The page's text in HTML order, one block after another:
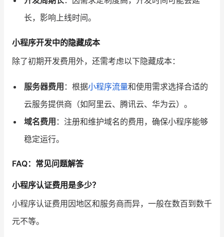
长，影响上线时间。
小程序开发中的隐藏成本
除了初期开发费用外，还需考虑以下隐藏成本：
服务器费用 ：根据小程序流量和使用需求选择合适的
云服务提供商（如阿里云、腾讯云、华为云）。
域名费用 ：注册和维护域名的费用，确保小程序能够
稳定运行。
FAQ：常见问题解答
小程序认证费用是多少？
小程序认证费用因地区和服务商而异，一般在数百到数千
元不等。